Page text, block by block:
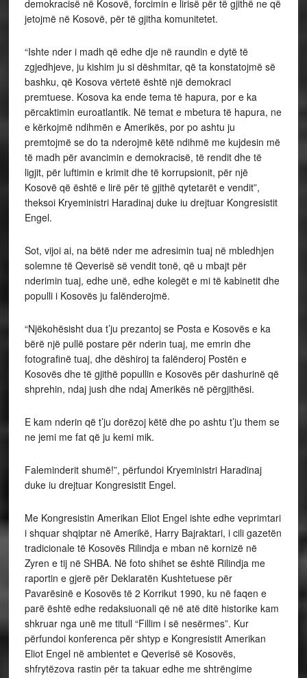
demokracisë në Kosovë, forcimin e lirisë për të gjithë ne që
jetojmë në Kosovë, për të gjitha komunitetet.
“Ishte nder i madh që edhe dje në raundin e dytë të
zgjedhjeve, ju kishim ju si dëshmitar, që ta konstatojmë së
bashku, që Kosova vërtetë është një demokraci
premtuese. Kosova ka ende tema të hapura, por e ka
përcaktimin euroatlantik. Në temat e mbetura të hapura, ne
e kërkojmë ndihmën e Amerikës, por po ashtu ju
premtojmë se do ta nderojmë këtë ndihmë me kujdesin më
të madh për avancimin e demokracisë, të rendit dhe të
ligjit, për luftimin e krimit dhe të korrupsionit, për një
Kosovë që është e lirë për të gjithë qytetarët e vendit”,
theksoi Kryeministri Haradinaj duke iu drejtuar Kongresistit
Engel.
Sot, vijoi ai, na bëtë nder me adresimin tuaj në mbledhjen
solemne të Qeverisë së vendit tonë, që u mbajt për
nderimin tuaj, edhe unë, edhe kolegët e mi të kabinetit dhe
populli i Kosovës ju falënderojmë.
“Njëkohësisht dua t’ju prezantoj se Posta e Kosovës e ka
bërë një pullë postare për nderin tuaj, me emrin dhe
fotografinë tuaj, dhe dëshiroj ta falënderoj Postën e
Kosovës dhe të gjithë popullin e Kosovës për dashurinë që
shprehin, ndaj jush dhe ndaj Amerikës në përgjithësi.
E kam nderin që t’ju dorëzoj këtë dhe po ashtu t’ju them se
ne jemi me fat që ju kemi mik.
Faleminderit shumë!”, përfundoi Kryeministri Haradinaj
duke iu drejtuar Kongresistit Engel.
Me Kongresistin Amerikan Eliot Engel ishte edhe veprimtari
i shquar shqiptar në Amerikë, Harry Bajraktari, i cili gazetën
tradicionale të Kosovës Rilindja e mban në kornizë në
Zyren e tij në SHBA. Në foto shihet se është Rilindja me
raportin e gjerë për Deklaratën Kushtetuese për
Pavarësinë e Kosovës të 2 Korrikut 1990, ku në faqen e
parë është edhe redaksiuonali që në atë ditë historike kam
shkruar nga unë me titull “Fillim i së nesërmes”. Kur
përfundoi konferenca për shtyp e Kongresistit Amerikan
Eliot Engel në ambientet e Qeverisë së Kosovës,
shfrytëzova rastin për ta takuar edhe me shtrëngime